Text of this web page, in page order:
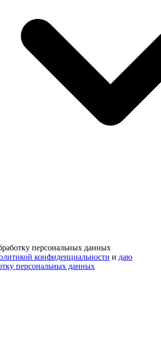
персональных данных
конфиденциальности и даю
персональных данных